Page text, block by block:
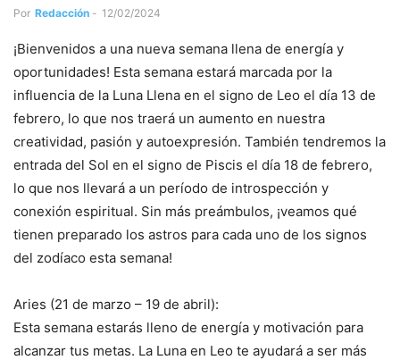
Por Redacción - 12/02/2024
¡Bienvenidos a una nueva semana llena de energía y
oportunidades! Esta semana estará marcada por la
influencia de la Luna Llena en el signo de Leo el día 13 de
febrero, lo que nos traerá un aumento en nuestra
creatividad, pasión y autoexpresión. También tendremos la
entrada del Sol en el signo de Piscis el día 18 de febrero,
lo que nos llevará a un período de introspección y
conexión espiritual. Sin más preámbulos, ¡veamos qué
tienen preparado los astros para cada uno de los signos
del zodíaco esta semana!
Aries (21 de marzo – 19 de abril):
Esta semana estarás lleno de energía y motivación para
alcanzar tus metas. La Luna en Leo te ayudará a ser más